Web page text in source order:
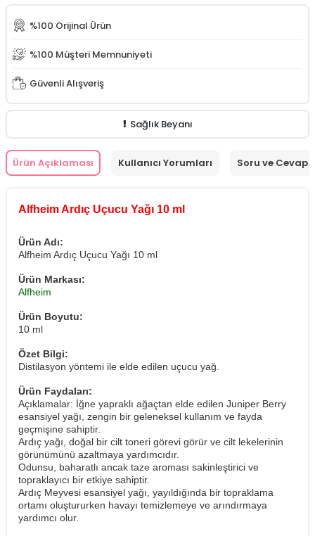
%100 Orijinal Ürün
%100 Müşteri Memnuniyeti
Güvenli Alışveriş
Sağlık Beyanı
Ürün Açıklaması Kullanıcı Yorumları Soru ve Cevap
Alfheim Ardıç Uçucu Yağı 10 ml
Ürün Adı:
Alfheim Ardıç Uçucu Yağı 10 ml
Ürün Markası:
Alfheim
Ürün Boyutu:
10 ml
Özet Bilgi:
Distilasyon yöntemi ile elde edilen uçucu yağ.
Ürün Faydaları:
Açıklamalar: İğne yapraklı ağaçtan elde edilen Juniper Berry
esansiyel yağı, zengin bir geleneksel kullanım ve fayda
geçmişine sahiptir.
Ardıç yağı, doğal bir cilt toneri görevi görür ve cilt lekelerinin
görünümünü azaltmaya yardımcıdır.
Odunsu, baharatlı ancak taze aroması sakinleştirici ve
topraklayıcı bir etkiye sahiptir.
Ardıç Meyvesi esansiyel yağı, yayıldığında bir topraklama
ortamı oluştururken havayı temizlemeye ve arındırmaya
yardımcı olur.